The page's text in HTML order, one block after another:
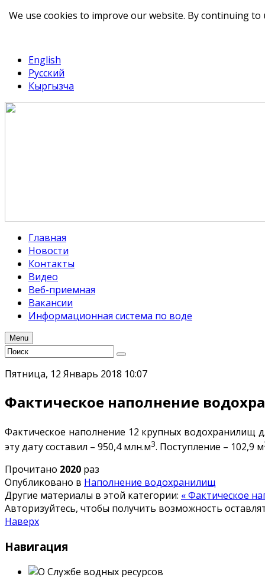
English
Русский
Кыргызча
Главная
Новости
Контакты
Видео
Веб-приемная
Вакансии
Информационная система по воде
Menu
Пятница, 12 Январь 2018 10:07
Фактическое наполнение
Фактическое наполнение 12 крупных водохранилищ
эту дату составил – 950,4 млн.м3. Поступление – 102,9 м
Прочитано 2020 раз
Опубликовано в Наполнение водохранилищ
Другие материалы в этой категории: « Фактическое
Авторизуйтесь, чтобы получить возможность
Наверх
Навигация
We use cookies to improve our website. By continuing